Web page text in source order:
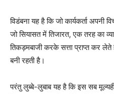
विडंबना यह है कि जो कार्यकर्ता अपनी
जो सियासत में तिजारत, एक तरह का
तिकड़मबाजी करके सत्ता प्राप्त कर
बनी रहती है।
परंतु लुब्बे-लुबाब यह है कि इस सब